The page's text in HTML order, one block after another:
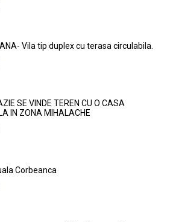
Vila tip duplex cu terasa circulabila.
SE VINDE TEREN CU O CASA
IN ZONA MIHALACHE
Corbeanca